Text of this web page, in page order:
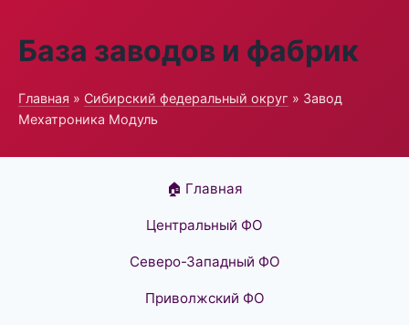
База заводов и фабрик
Главная » Сибирский федеральный округ » Завод
Мехатроника Модуль
🏠 Главная
Центральный ФО
Северо-Западный ФО
Приволжский ФО